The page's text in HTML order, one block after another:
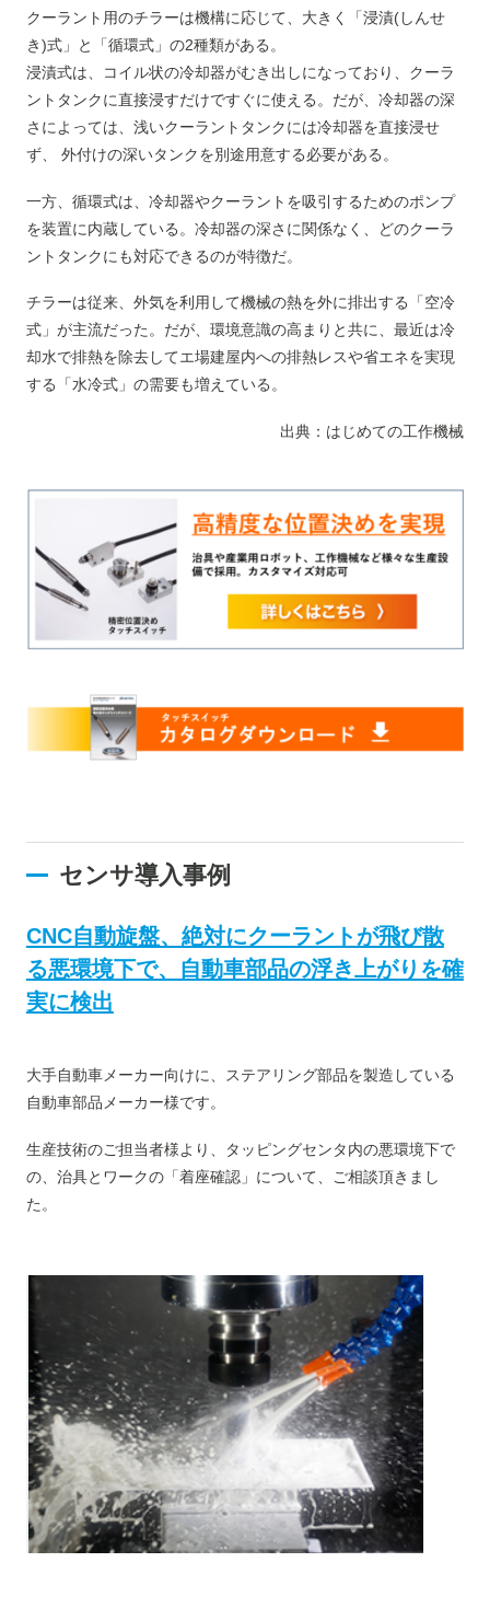
クーラント用のチラーは機構に応じて、大きく「浸漬(しんせ
き)式」と「循環式」の2種類がある。
浸漬式は、コイル状の冷却器がむき出しになっており、クーラ
ントタンクに直接浸すだけですぐに使える。だが、冷却器の深
さによっては、浅いクーラントタンクには冷却器を直接浸せ
ず、 外付けの深いタンクを別途用意する必要がある。
一方、循環式は、冷却器やクーラントを吸引するためのポンプ
を装置に内蔵している。冷却器の深さに関係なく、どのクーラ
ントタンクにも対応できるのが特徴だ。
チラーは従来、外気を利用して機械の熱を外に排出する「空冷
式」が主流だった。だが、環境意識の高まりと共に、最近は冷
却水で排熱を除去してエ場建屋内への排熱レスや省エネを実現
する「水冷式」の需要も増えている。
出典：はじめての工作機械
センサ導入事例
CNC自動旋盤、絶対にクーラントが飛び散
る悪環境下で、自動車部品の浮き上がりを確
実に検出
大手自動車メーカー向けに、ステアリング部品を製造している
自動車部品メーカー様です。
生産技術のご担当者様より、タッピングセンタ内の悪環境下で
の、治具とワークの「着座確認」について、ご相談頂きまし
た。